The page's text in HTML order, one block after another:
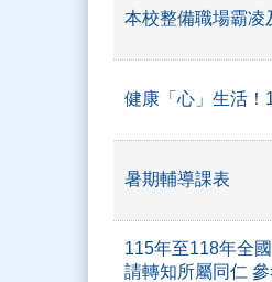
本校整備職場霸凌
健康「心」生活！
暑期輔導課表
115年至118年全
請轉知所屬同仁 參